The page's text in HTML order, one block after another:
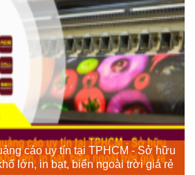
cáo uy tín tại TPHCM - Sở hữu
lớn, in bạt, biển ngoài trời giá rẻ